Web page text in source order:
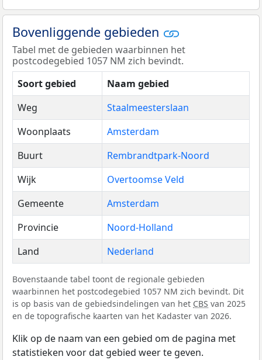
Bovenliggende gebieden
Tabel met de gebieden waarbinnen het
postcodegebied 1057 NM zich bevindt.
Soort gebied
Naam gebied
Weg
Staalmeesterslaan
Woonplaats
Amsterdam
Buurt
Rembrandtpark-Noord
Wijk
Overtoomse Veld
Gemeente
Amsterdam
Provincie
Noord-Holland
Land
Nederland
Bovenstaande tabel toont de regionale gebieden
waarbinnen het postcodegebied 1057 NM zich bevindt. Dit
is op basis van de gebiedsindelingen van het CBS van 2025
en de topografische kaarten van het Kadaster van 2026.
Klik op de naam van een gebied om de pagina met
statistieken voor dat gebied weer te geven.